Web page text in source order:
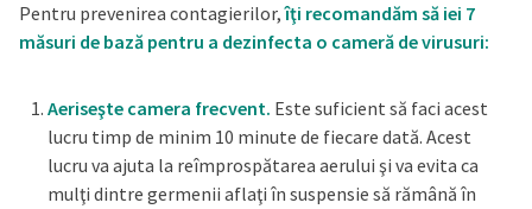
Pentru prevenirea contagierilor,îţi recomandăm să iei 7
măsuri de bază pentru a dezinfecta o cameră de virusuri:
Aeriseşte camera frecvent. Este suficient să faci acest
lucru timp de minim 10 minute de fiecare dată. Acest
lucru va ajuta la reîmprospătarea aerului şi va evita ca
mulţi dintre germenii aflaţi în suspensie să rămână în